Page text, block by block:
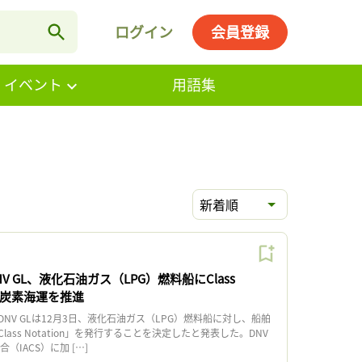
ログイン 会員登録
ベント 用語集
新着順
GL、液化石油ガス（LPG）燃料船にClass
素海運を推進
GLは12月3日、液化石油ガス（LPG）燃料船に対し、船舶
Notation」を発行することを決定したと発表した。DNV
（IACS）に加 […]